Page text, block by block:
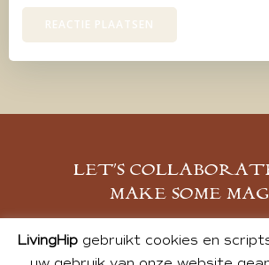
LET’S
MAKE SOME
MELD JE AAN
LivingHipgebruikt cookies en